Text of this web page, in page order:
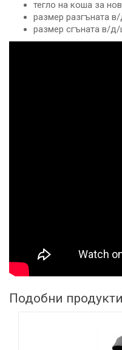
тегло на коша за
размер разгъната
размер сгъната в/
Подобни продукти